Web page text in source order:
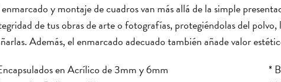
y montaje de cuadros van más allá de la simple
de tus obras de arte o fotografías, protegiéndolas del
Además, el enmarcado adecuado también añade valor
en Acrílico de 3mm y 6mm
*